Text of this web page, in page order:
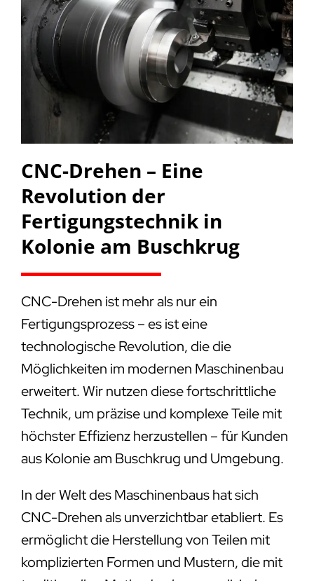
CNC-Drehen – Eine
Revolution der
Fertigungstechnik in
Kolonie am Buschkrug
CNC-Drehen ist mehr als nur ein
Fertigungsprozess – es ist eine
technologische Revolution, die die
Möglichkeiten im modernen Maschinenbau
erweitert. Wir nutzen diese fortschrittliche
Technik, um präzise und komplexe Teile mit
höchster Effizienz herzustellen – für Kunden
aus Kolonie am Buschkrug und Umgebung.
In der Welt des Maschinenbaus hat sich
CNC-Drehen als unverzichtbar etabliert. Es
ermöglicht die Herstellung von Teilen mit
komplizierten Formen und Mustern, die mit